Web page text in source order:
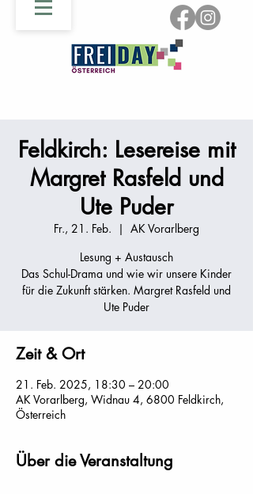
Feldkirch: Lesereise mit
Margret Rasfeld und
Ute Puder
Fr., 21. Feb.
  |
AK Vorarlberg
Lesung + Austausch
Das Schul-Drama und wie wir unsere Kinder
für die Zukunft stärken. Margret Rasfeld und
Ute Puder
Zeit & Ort
21. Feb. 2025, 18:30 – 20:00
AK Vorarlberg, Widnau 4, 6800 Feldkirch,
Österreich
Über die Veranstaltung